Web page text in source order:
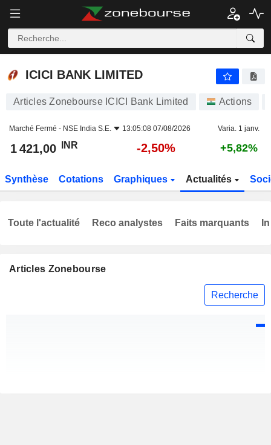
ICICI BANK LIMITED
ICICI BANK LIMITED
Articles Zonebourse ICICI Bank Limited Actions
Marché Fermé - NSE India S.E. 13:05:08 07/08/2026 Varia. 1 janv.
1 421,00 INR -2,50% +5,82%
Synthèse Cotations Graphiques Actualités
Articles Zonebourse
Recherche
Toute l'actualité Reco analystes Faits marquants